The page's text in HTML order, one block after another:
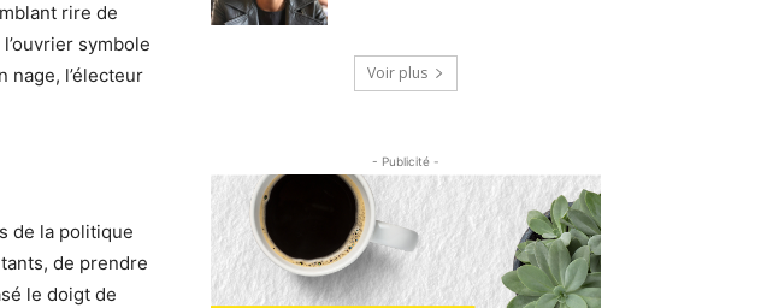
rire de
symbole
nage, l’électeur
de la politique
de prendre
le doigt de
Voir plus
- Publicité -